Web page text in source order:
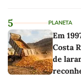
5 PLANETA
Em
Costa
de